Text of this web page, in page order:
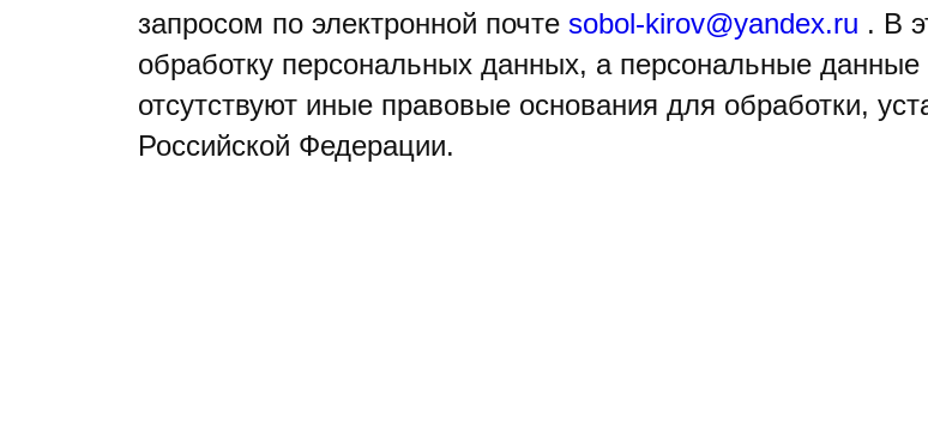
запросом по электронной почте sobol-kirov@yandex.ru . В
обработку персональных данных, а персональные
отсутствуют иные правовые основания для обработки,
Российской Федерации.